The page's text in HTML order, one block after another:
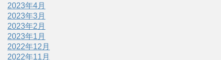
2023年4月
2023年3月
2023年2月
2023年1月
2022年12月
2022年11月